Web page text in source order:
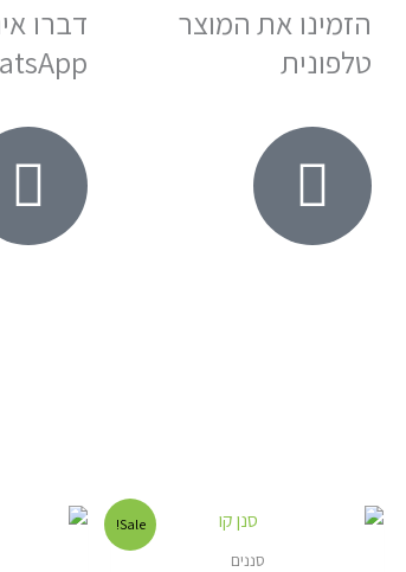
הזמינו את המוצר
טלפונית
דברו
Sale!
סננים
המחיר
המקורי
היה:
המחיר
הנוכחי